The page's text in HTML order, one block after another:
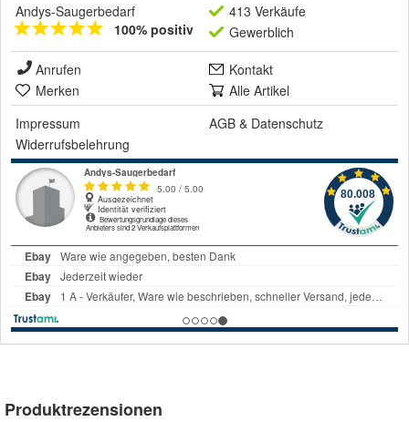
Andys-Saugerbedarf
100% positiv
413 Verkäufe
Gewerblich
Anrufen
Kontakt
Merken
Alle Artikel
Impressum
AGB & Datenschutz
Widerrufsbelehrung
Produktrezensionen